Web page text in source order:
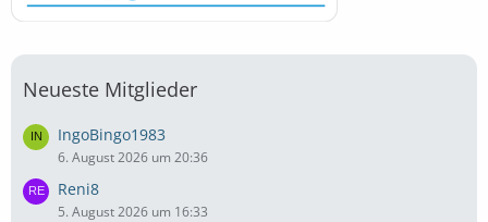
Neueste Mitglieder
IngoBingo1983
6. August 2026 um 20:36
Reni8
5. August 2026 um 16:33